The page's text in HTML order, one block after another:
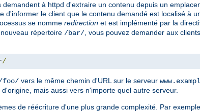
à httpd d'extraire un contenu depuis un
le client que le contenu demandé est localisé à
se nomme redirection et est implémenté par la
répertoire /bar/, vous pouvez demander aux
/
foo/ vers le même chemin d'URL sur le serveur
mais aussi vers n'importe quel autre serveur.
de réécriture d'une plus grande complexité. Par